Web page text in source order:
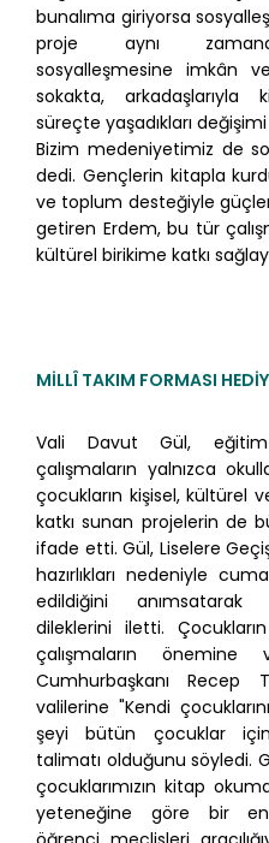
bunalıma giriyorsa
proje aynı
sosyalleşmesine imkân
sokakta,
süreçte yaşadıkları
Bizim medeniyetimiz de
dedi. Gençlerin kitapla
ve toplum desteğiyle
getiren Erdem, bu tür
kültürel birikime katkı
MİLLÎ TAKIM FORMASI
Vali Davut Gül, eğitim
çalışmaların yalnızca
çocukların kişisel, kültürel
katkı sunan projelerin de
ifade etti. Gül, Liselere
hazırlıkları nedeniyle
edildiğini anımsatarak
dileklerini iletti.
çalışmaların
Cumhurbaşkanı Recep
valilerine "Kendi
şeyi bütün çocuklar
talimatı olduğunu söyledi.
çocuklarımızın kitap
yeteneğine göre bir